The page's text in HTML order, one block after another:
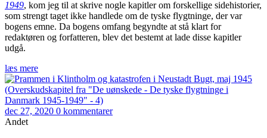
1949, kom jeg til at skrive nogle kapitler om forskellige sidehistorier,
som strengt taget ikke handlede om de tyske flygtninge, der var
bogens emne. Da bogens omfang begyndte at stå klart for
redaktøren og forfatteren, blev det bestemt at lade disse kapitler
udgå.
læs mere
dec 27, 2020 0 kommentarer
Andet